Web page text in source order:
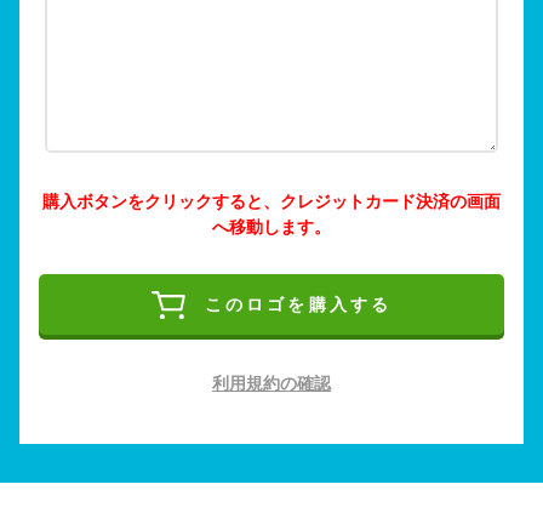
購入ボタンをクリックすると、クレジットカード決済の画面
へ移動します。
このロゴを購入する
利用規約の確認